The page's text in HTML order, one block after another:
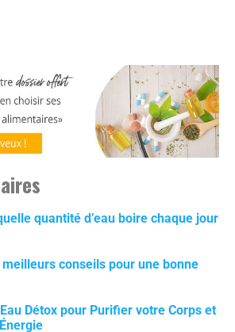
quantité d’eau boire chaque jour
conseils pour une bonne
Détox pour Purifier votre Corps et